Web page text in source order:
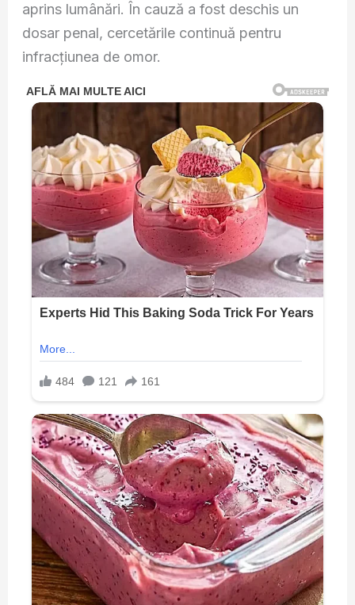
aprins lumânări. În cauză a fost deschis un
dosar penal, cercetările continuă pentru
infracțiunea de omor.